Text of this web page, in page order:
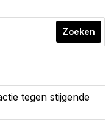
Zoeken
tegen stijgende